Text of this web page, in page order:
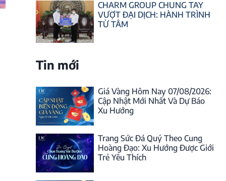
CHARM GROUP CHUNG TAY
VƯỢT ĐẠI DỊCH: HÀNH TRÌNH
TỪ TÂM
Tin mới
Giá Vàng Hôm Nay 07/08/2026:
Cập Nhật Mới Nhất Và Dự Báo
Xu Hướng
Trang Sức Đá Quý Theo Cung
Hoàng Đạo: Xu Hướng Được Giới
Trẻ Yêu Thích